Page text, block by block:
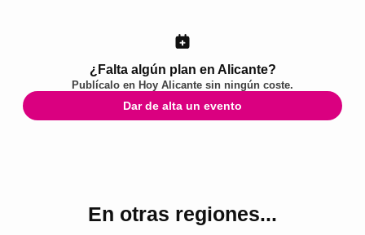
¿Falta algún plan en Alicante?
Publícalo en Hoy Alicante sin ningún coste.
Dar de alta un evento
En otras regiones...